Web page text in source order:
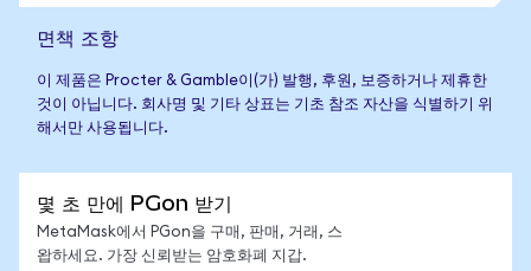
면책 조항
이 제품은 Procter & Gamble이(가) 발행, 후원, 보증하거나 제휴한
것이 아닙니다. 회사명 및 기타 상표는 기초 참조 자산을 식별하기 위
해서만 사용됩니다.
몇 초 만에 PGon 받기
MetaMask에서 PGon을 구매, 판매, 거래, 스
왑하세요. 가장 신뢰받는 암호화폐 지갑.